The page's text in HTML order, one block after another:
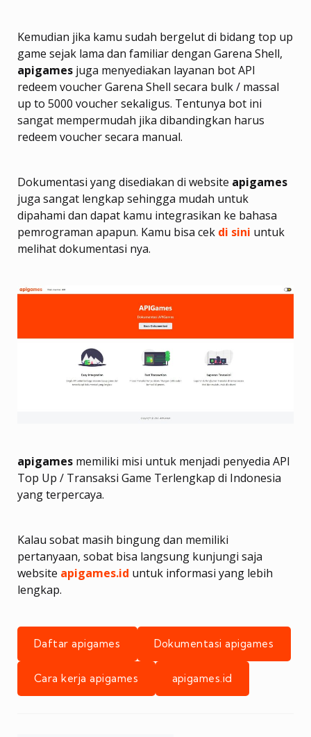
Kemudian jika kamu sudah bergelut di bidang top up
game sejak lama dan familiar dengan Garena Shell,
apigames juga menyediakan layanan bot API
redeem voucher Garena Shell secara bulk / massal
up to 5000 voucher sekaligus. Tentunya bot ini
sangat mempermudah jika dibandingkan harus
redeem voucher secara manual.
Dokumentasi yang disediakan di website apigames
juga sangat lengkap sehingga mudah untuk
dipahami dan dapat kamu integrasikan ke bahasa
pemrograman apapun. Kamu bisa cek di sini untuk
melihat dokumentasi nya.
apigames memiliki misi untuk menjadi penyedia API
Top Up / Transaksi Game Terlengkap di Indonesia
yang terpercaya.
Kalau sobat masih bingung dan memiliki
pertanyaan, sobat bisa langsung kunjungi saja
website apigames.id untuk informasi yang lebih
lengkap.
Daftar apigames Dokumentasi apigames
Cara kerja apigames apigames.id